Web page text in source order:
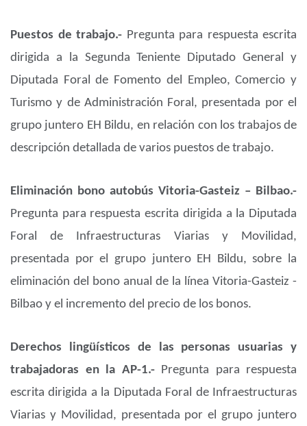
Puestos de trabajo.- Pregunta para respuesta escrita
dirigida a la Segunda Teniente Diputado General y
Diputada Foral de Fomento del Empleo, Comercio y
Turismo y de Administración Foral, presentada por el
grupo juntero EH Bildu, en relación con los trabajos de
descripción detallada de varios puestos de trabajo.
Eliminación bono autobús Vitoria-Gasteiz – Bilbao.-
Pregunta para respuesta escrita dirigida a la Diputada
Foral de Infraestructuras Viarias y Movilidad,
presentada por el grupo juntero EH Bildu, sobre la
eliminación del bono anual de la línea Vitoria-Gasteiz -
Bilbao y el incremento del precio de los bonos.
Derechos lingüísticos de las personas usuarias y
trabajadoras en la AP-1.- Pregunta para respuesta
escrita dirigida a la Diputada Foral de Infraestructuras
Viarias y Movilidad, presentada por el grupo juntero